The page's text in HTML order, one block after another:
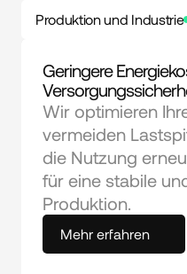
Produktion und Industrie
Geringere
Wir optimieren
vermeiden
die Nutzung
für eine stabile
Produktion.
Mehr erfahren